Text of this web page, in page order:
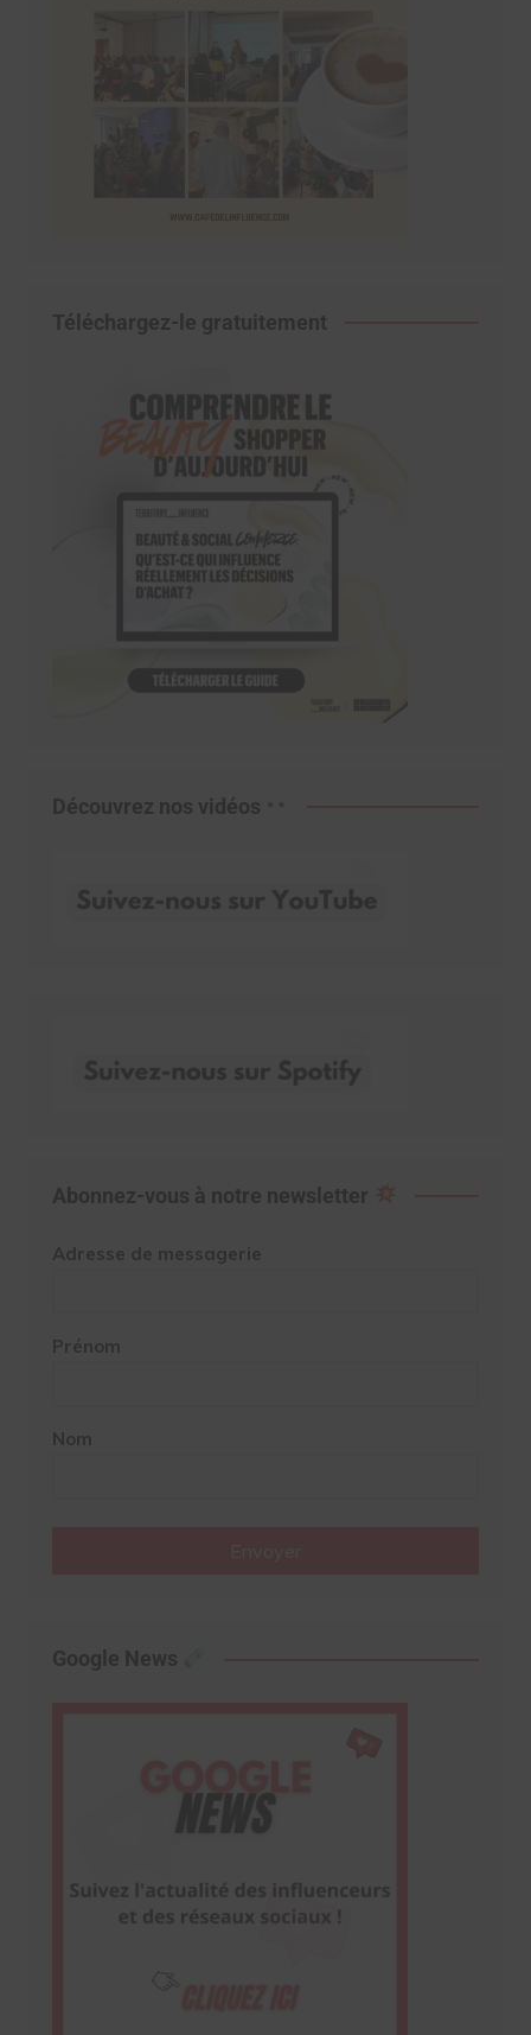
Téléchargez-le gratuitement
Découvrez nos vidéos
Abonnez-vous à notre newsletter
Adresse de messagerie
Prénom
Nom
Google News